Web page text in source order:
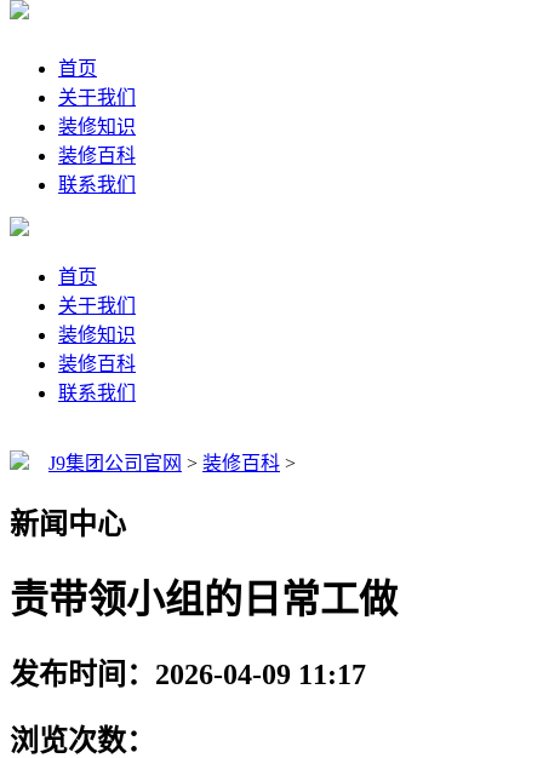
首页
关于我们
装修知识
装修百科
联系我们
首页
关于我们
装修知识
装修百科
联系我们
J9集团公司官网 > 装修百科 >
新闻中心
责带领小组的日常工做
发布时间：2026-04-09 11:17
浏览次数：